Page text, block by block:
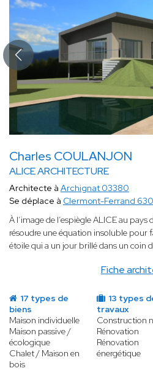
Charles COULANJON
ALICE ARCHITECTURE
Fiche
Architecte à Archignat 03380
Se déplace à Clermont-Ferrand
À l’image de l’espiègle ALICE au
résoudre une équation insoluble pour
étoile qui a un jour brillé dans un coin
17 types de
biens
Maison individuelle
Maison passive /
écologique
Chalet / Maison en
bois
13 types
travaux
Construction
Rénovation
Rénovation
énergétique